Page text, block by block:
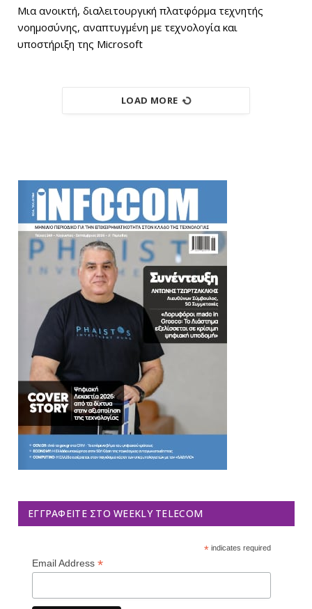
Μια ανοικτή, διαλειτουργική πλατφόρμα τεχνητής
νοημοσύνης, αναπτυγμένη με τεχνολογία και
υποστήριξη της Microsoft
LOAD MORE
ΕΓΓΡΑΦΕΊΤΕ ΣΤΟ WEEKLY TELECOM
*indicates required
Email Address *